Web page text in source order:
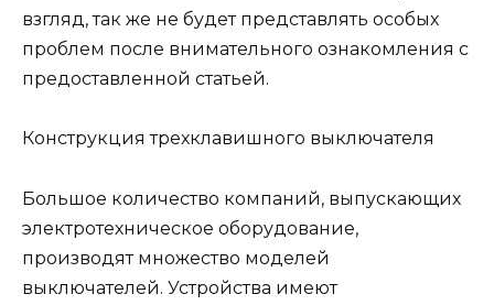
взгляд, так же не будет представлять особых
проблем после внимательного ознакомления с
предоставленной статьей.
Конструкция трехклавишного выключателя
Большое количество компаний, выпускающих
электротехническое оборудование,
производят множество моделей
выключателей. Устройства имеют